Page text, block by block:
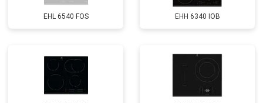
EHL 6540 FOS EHH 6340 IOB